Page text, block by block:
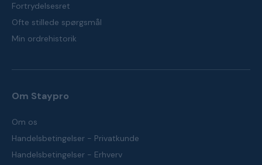
Fortrydelsesret
Ofte stillede spørgsmål
Min ordrehistorik
Om Staypro
Om os
Handelsbetingelser - Privatkunde
Handelsbetingelser - Erhverv